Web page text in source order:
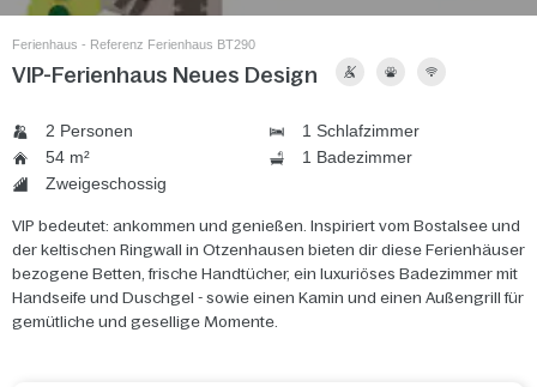
Ferienhaus - Referenz Ferienhaus BT290
VIP-Ferienhaus Neues Design
2 Personen
1 Schlafzimmer
54 m²
1 Badezimmer
Zweigeschossig
VIP bedeutet: ankommen und genießen. Inspiriert vom Bostalsee und
der keltischen Ringwall in Otzenhausen bieten dir diese Ferienhäuser
bezogene Betten, frische Handtücher, ein luxuriöses Badezimmer mit
Handseife und Duschgel - sowie einen Kamin und einen Außengrill für
gemütliche und gesellige Momente.